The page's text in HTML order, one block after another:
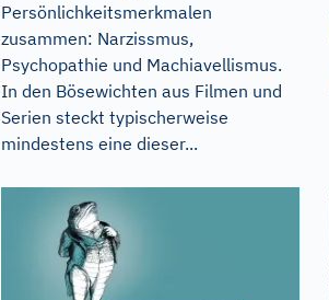
Persönlichkeitsmerkmalen
zusammen: Narzissmus,
Psychopathie und Machiavellismus.
In den Bösewichten aus Filmen und
Serien steckt typischerweise
mindestens eine dieser...